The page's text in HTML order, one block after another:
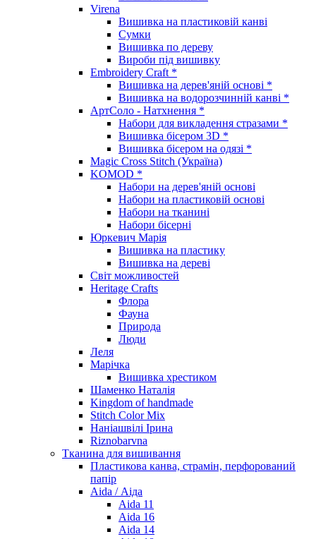
Virena
Вишивка на пластиковій канві
Сумки
Вишивка по дереву
Вироби під вишивку
Embroidery Craft *
Вишивка на дерев'яній основі *
Вишивка на водорозчинній канві *
АртСоло - Натхнення *
Набори для викладення стразами *
Вишивка бісером 3D *
Вишивка бісером на одязі *
Magic Cross Stitch (Україна)
KOMOD *
Набори на дерев'яній основі
Набори на пластиковій основі
Набори на тканині
Набори бісерні
Юркевич Марія
Вишивка на пластику
Вишивка на дереві
Світ можливостей
Heritage Crafts
Флора
Фауна
Природа
Люди
Леля
Марічка
Вишивка хрестиком
Шаменко Наталія
Kingdom of handmade
Stitch Color Mix
Наніашвілі Ірина
Riznobarvna
Тканина для вишивання
Пластикова канва, страмін, перфорований
папір
Aida / Аіда
Aida 11
Aida 16
Aida 14